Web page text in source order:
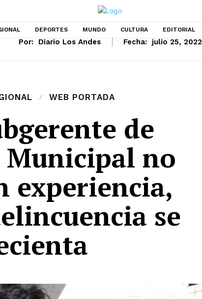
DEPORTES MUNDO CULTURA EDITORIAL
Por: Diario Los Andes Fecha: julio 25, 2022
WEB PORTADA
de
Municipal no
experiencia,
se